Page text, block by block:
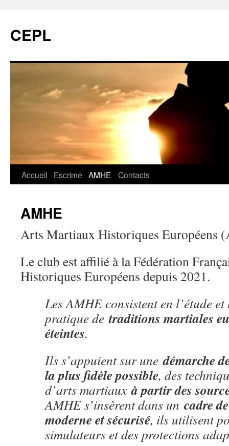
CEPL
Aller
contenu
Accueil Escrime AMHE Contacts
AMHE
Arts Martiaux Historiques Européens
Le club est affilié à la Fédération
Historiques Européens depuis 2021.
Les AMHE consistent en l’étude et
pratique detraditions martiales
éteintes.
Ils s’appuient sur unedémarche
la plus fidèle possible, des
d’arts martiauxà partir des
AMHE s’insèrent dans un cadre
moderne et sécurisé, ils utilisent
simulateurs et des protections